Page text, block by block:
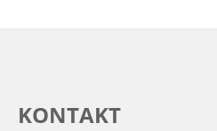
KONTAKT